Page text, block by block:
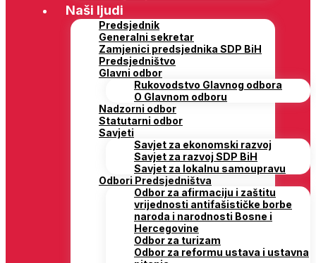
Naši ljudi
Predsjednik
Generalni sekretar
Zamjenici predsjednika SDP BiH
Predsjedništvo
Glavni odbor
Rukovodstvo Glavnog odbora
O Glavnom odboru
Nadzorni odbor
Statutarni odbor
Savjeti
Savjet za ekonomski razvoj
Savjet za razvoj SDP BiH
Savjet za lokalnu samoupravu
Odbori Predsjedništva
Odbor za afirmaciju i zaštitu
vrijednosti antifašističke borbe
naroda i narodnosti Bosne i
Hercegovine
Odbor za turizam
Odbor za reformu ustava i ustavna